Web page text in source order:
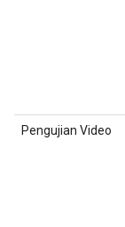
Pengujian Video